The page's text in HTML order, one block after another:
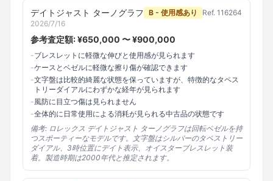
デイトジャスト ターノグラフ B - 使用感あり Ref. 116264
2026/7/16
参考査定額: ¥650,000 〜 ¥900,000
-ブレスレットに軽微な伸びと使用感が見られます
-ケースとベゼルに軽微な擦り傷が確認できます
-文字盤は比較的綺麗な状態を保っていますが、特徴的なタペス
トリーダイアルにわずかな経年が見られます
-風防に目立つ傷は見られません
-全体的に日常使用による消耗が見られる中古品の状態です
備考: ロレックス デイトジャスト ターノグラフは回転ベゼルを持
つスポーティーなモデルです。文字盤はシルバーのタペストリー
ダイアル、3時位置にデイト表示、オイスターブレスレット装
着。製造時期は2000年代と推定されます。